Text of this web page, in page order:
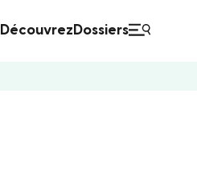
Découvrez Dossiers